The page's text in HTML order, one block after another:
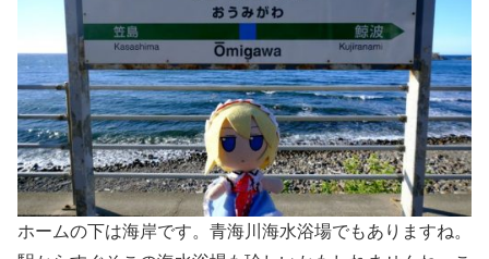
ホームの下は海岸です。青海川海水浴場でもありますね。